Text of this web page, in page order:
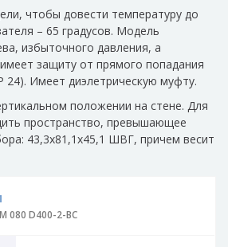
чтобы довести температуру до
– 65 градусов. Модель
избыточного давления, а
защиту от прямого попадания
24). Имеет диэлетрическую муфту.
положении на стене. Для
пространство, превышающее
43,3х81,1х45,1 ШВГ, причем весит
080 D400-2-BC